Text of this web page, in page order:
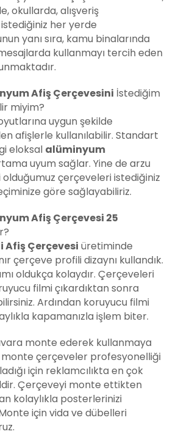
okullarda, alışveriş
her yerde
yanı sıra, kamu binalarında
kullanmayı tercih eden
Afiş Çerçevesini İstediğim
miyim?
uygun şekilde
afişlerle kullanılabilir. Standart
eloksal alüminyum
uyum sağlar. Yine de arzu
çerçeveleri istediğiniz
göre sağlayabiliriz.
Afiş Çerçevesi 25
Afiş Çerçevesi üretiminde
çerçeve profili dizaynı kullandık.
oldukça kolaydır. Çerçeveleri
filmi çıkardıktan sonra
Ardından koruyucu filmi
kapamanızla işlem biter.
monte ederek kullanmaya
monte çerçeveler profesyonelliği
için reklamcılıkta en çok
Çerçeveyi monte ettikten
kolaylıkla posterlerinizi
için vida ve dübelleri